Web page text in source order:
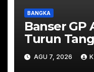
BANGKA
Banser GP
Turun
Padamkan
Desa
AGU 7, 2026